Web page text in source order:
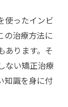
使ったインビ
の治療方法に
あります。そ
ない矯正治療
知識を身に付